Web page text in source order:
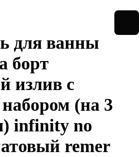
для ванны
борт
излив с
(на 3
infinity no
remer